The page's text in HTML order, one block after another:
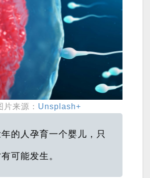
片来源： Unsplash+
的人孕育一个婴儿，只
可能发生。